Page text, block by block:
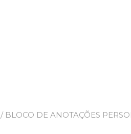
/ BLOCO DE ANOTAÇÕES